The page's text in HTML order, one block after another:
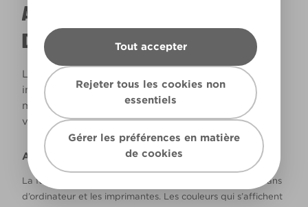
Tout accepter
Rejeter tous les cookies non
essentiels
Gérer les préférences en matière
de cookies
A QUOI RESSEMBLERA CETTE COULEUR
DANS VOTRE MAISON ?
La lumière naturelle et l’éclairage jouent un rôle
important sur le rendu des couleurs dans votre
maison. Utilisez cet outil pour voir le rendu de
votre couleur en fonction de la lumière.
Avertissement
La façon dont les couleurs s’affichent varie selon les écrans
d’ordinateur et les imprimantes. Les couleurs qui s’affichent